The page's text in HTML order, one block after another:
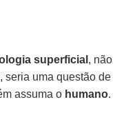
superficial , não
seria uma questão de
assuma o humano.